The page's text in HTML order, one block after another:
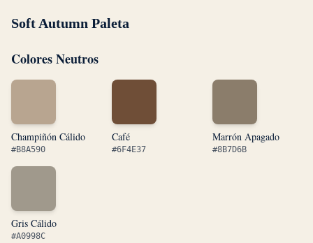
Soft Autumn Paleta
Colores Neutros
Champiñón Cálido
#B8A590
Café
#6F4E37
Marrón Apagado
#8B7D6B
Gris Cálido
#A0998C